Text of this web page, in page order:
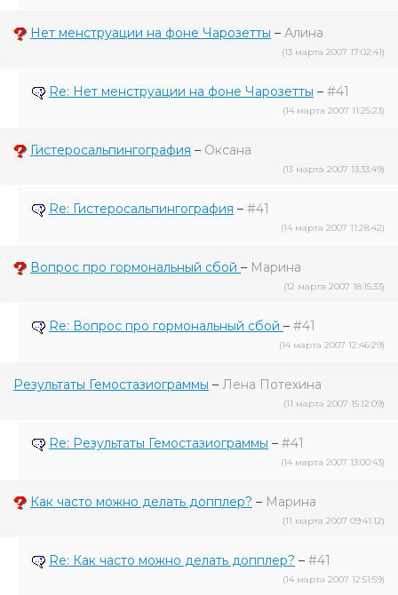
Нет менструации на фоне Чарозетты – Алина
(13 марта 2007 17:02:41)
Re: Нет менструации на фоне Чарозетты – #41
(14 марта 2007 11:25:23)
Гистеросальпингография – Оксана
(13 марта 2007 13:33:49)
Re: Гистеросальпингография – #41
(14 марта 2007 11:28:42)
Вопрос про гормональный сбой – Марина
(12 марта 2007 18:15:33)
Re: Вопрос про гормональный сбой – #41
(14 марта 2007 12:46:29)
Результаты Гемостазиограммы – Лена Потехина
(11 марта 2007 15:12:09)
Re: Результаты Гемостазиограммы – #41
(14 марта 2007 13:00:43)
Как часто можно делать допплер? – Марина
(11 марта 2007 09:41:12)
Re: Как часто можно делать допплер? – #41
(14 марта 2007 12:51:59)